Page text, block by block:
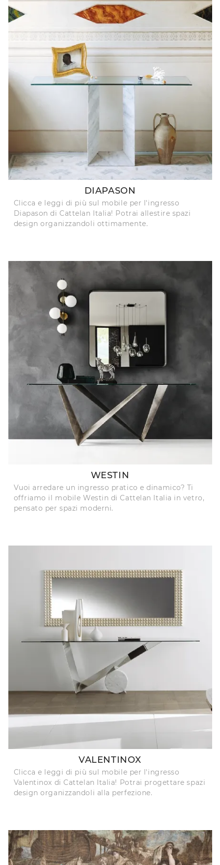
DIAPASON
Clicca e leggi di più sul mobile per l'ingresso
Diapason di Cattelan Italia! Potrai allestire spazi
design organizzandoli ottimamente.
WESTIN
Vuoi arredare un ingresso pratico e dinamico? Ti
offriamo il mobile Westin di Cattelan Italia in vetro,
pensato per spazi moderni.
VALENTINOX
Clicca e leggi di più sul mobile per l'ingresso
Valentinox di Cattelan Italia! Potrai progettare spazi
design organizzandoli alla perfezione.